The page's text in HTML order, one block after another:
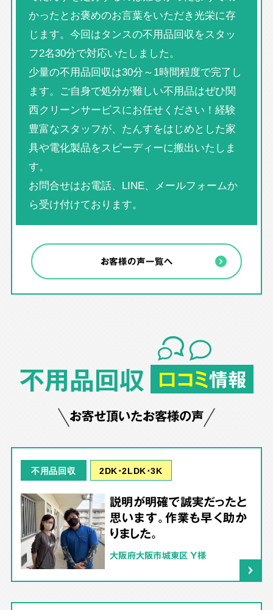
かったとお褒めのお言葉をいただき光栄に存
じます。今回はタンスの不用品回収をスタッ
フ2名30分で対応いたしました。
少量の不用品回収は30分～1時間程度で完了し
ます。ご自身で処分が難しい不用品はぜひ関
西クリーンサービスにお任せください！経験
豊富なスタッフが、たんすをはじめとした家
具や電化製品をスピーディーに搬出いたしま
す。
お問合せはお電話、LINE、メールフォームか
ら受け付けております。
お客様の声一覧へ
不用品回収 口コミ情報
お寄せ頂いたお客様の声
不用品回収 2DK･2LDK･3K
説明が明確で誠実だったと
思います。作業も早く助か
りました。
大阪府大阪市城東区 Y様